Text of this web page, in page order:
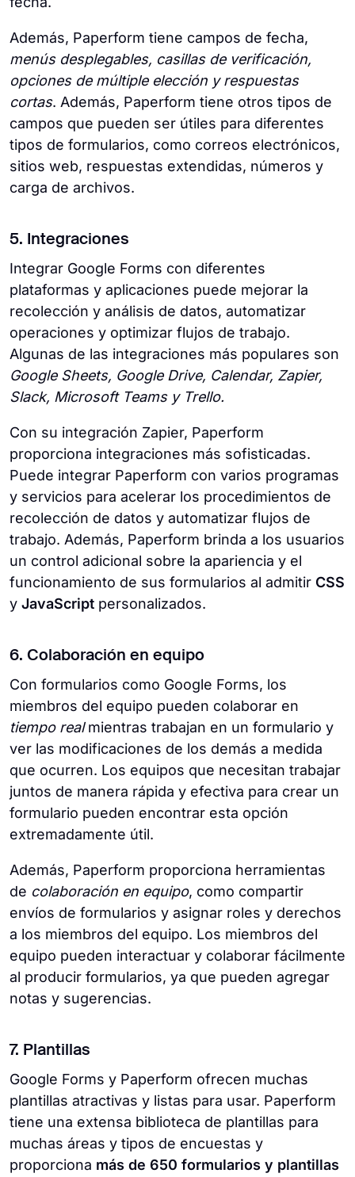
Además, Paperform tiene campos de fecha,
menús desplegables, casillas de verificación,
opciones de múltiple elección y respuestas
cortas. Además, Paperform tiene otros tipos de
campos que pueden ser útiles para diferentes
tipos de formularios, como correos electrónicos,
sitios web, respuestas extendidas, números y
carga de archivos.
5. Integraciones
Integrar Google Forms con diferentes
plataformas y aplicaciones puede mejorar la
recolección y análisis de datos, automatizar
operaciones y optimizar flujos de trabajo.
Algunas de las integraciones más populares son
Google Sheets, Google Drive, Calendar, Zapier,
Slack, Microsoft Teams y Trello.
Con su integración Zapier, Paperform
proporciona integraciones más sofisticadas.
Puede integrar Paperform con varios programas
y servicios para acelerar los procedimientos de
recolección de datos y automatizar flujos de
trabajo. Además, Paperform brinda a los usuarios
un control adicional sobre la apariencia y el
funcionamiento de sus formularios al admitir CSS
y JavaScript personalizados.
6. Colaboración en equipo
Con formularios como Google Forms, los
miembros del equipo pueden colaborar en
tiempo realmientras trabajan en un formulario y
ver las modificaciones de los demás a medida
que ocurren. Los equipos que necesitan trabajar
juntos de manera rápida y efectiva para crear un
formulario pueden encontrar esta opción
extremadamente útil.
Además, Paperform proporciona herramientas
de colaboración en equipo, como compartir
envíos de formularios y asignar roles y derechos
a los miembros del equipo. Los miembros del
equipo pueden interactuar y colaborar fácilmente
al producir formularios, ya que pueden agregar
notas y sugerencias.
7. Plantillas
Google Forms y Paperform ofrecen muchas
plantillas atractivas y listas para usar. Paperform
tiene una extensa biblioteca de plantillas para
muchas áreas y tipos de encuestas y
proporciona más de 650 formularios y plantillas